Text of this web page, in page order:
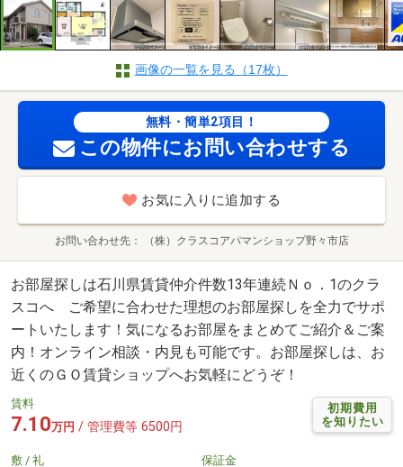
画像の一覧を見る（17枚）
無料・簡単2項目！
この物件にお問い合わせする
お気に入りに追加する
お問い合わせ先 （株）クラスコアパマンショップ野々市店
お部屋探しは石川県賃貸仲介件数13年連続Ｎｏ．1のクラ
スコへ ご希望に合わせた理想のお部屋探しを全力でサポ
ートいたします！気になるお部屋をまとめてご紹介＆ご案
内！オンライン相談・内見も可能です。お部屋探しは、お
近くのＧＯ賃貸ショップへお気軽にどうぞ！
初期費用
を知りたい
賃料
7.10万円 / 管理費等 6500円
敷 / 礼 保証金